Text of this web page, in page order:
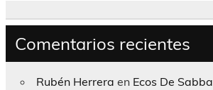
Comentarios recientes
Rubén Herrera en Ecos De